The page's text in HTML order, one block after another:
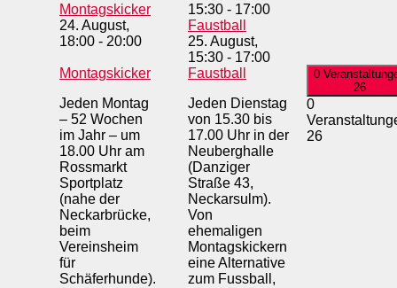
Montagskicker
24. August,
18:00 - 20:00
Montagskicker
Jeden Montag
– 52 Wochen
im Jahr – um
18.00 Uhr am
Rossmarkt
Sportplatz
(nahe der
Neckarbrücke,
beim
Vereinsheim
für
Schäferhunde).
15:30 - 17:00
Faustball
25. August,
15:30 - 17:00
Faustball
Jeden Dienstag
von 15.30 bis
17.00 Uhr in der
Neuberghalle
(Danziger
Straße 43,
Neckarsulm).
Von
ehemaligen
Montagskickern
eine Alternative
zum Fussball,
0
26
0
26